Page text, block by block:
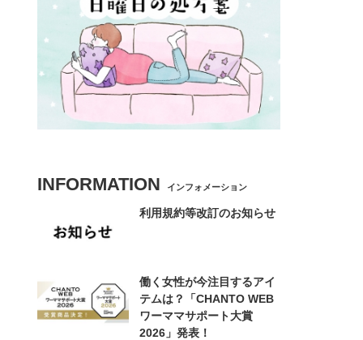
INFORMATION インフォメーション
利用規約等改訂のお知らせ
働く女性が今注目するアイ
テムは？「CHANTO WEB
ワーママサポート大賞
2026」発表！